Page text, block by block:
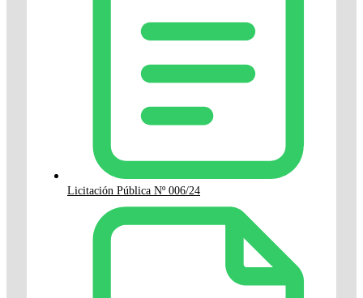
Licitación Pública Nº 006/24